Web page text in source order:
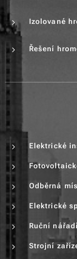
Izolované
Řešení
Elektrické
Odběrná
Elektrické
Ruční nářadí
Strojní